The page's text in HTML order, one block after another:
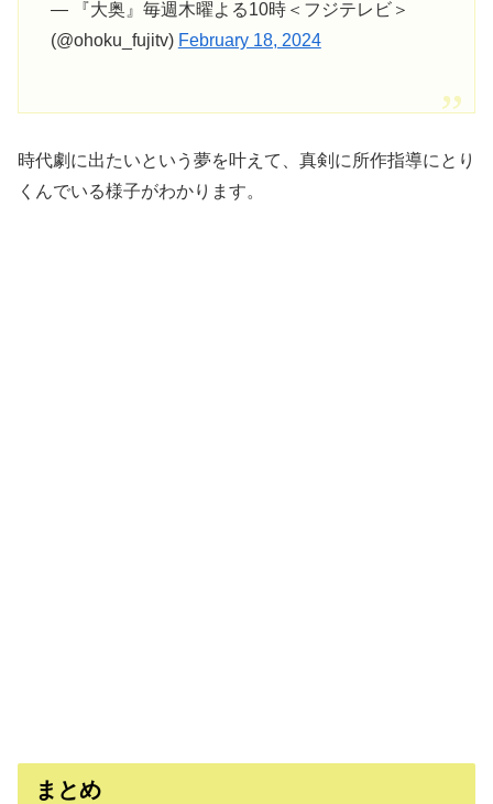
— 『大奥』毎週木曜よる10時＜フジテレビ＞
(@ohoku_fujitv) February 18, 2024
時代劇に出たいという夢を叶えて、真剣に所作指導にとり
くんでいる様子がわかります。
まとめ